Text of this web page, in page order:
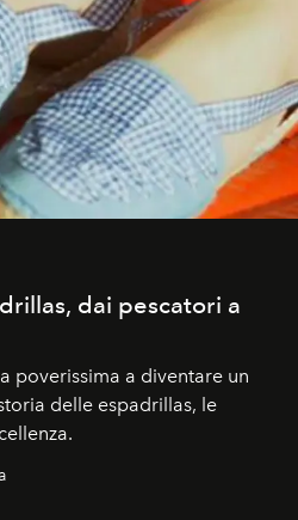
dai pescatori a
poverissima a diventare un
delle espadrillas, le